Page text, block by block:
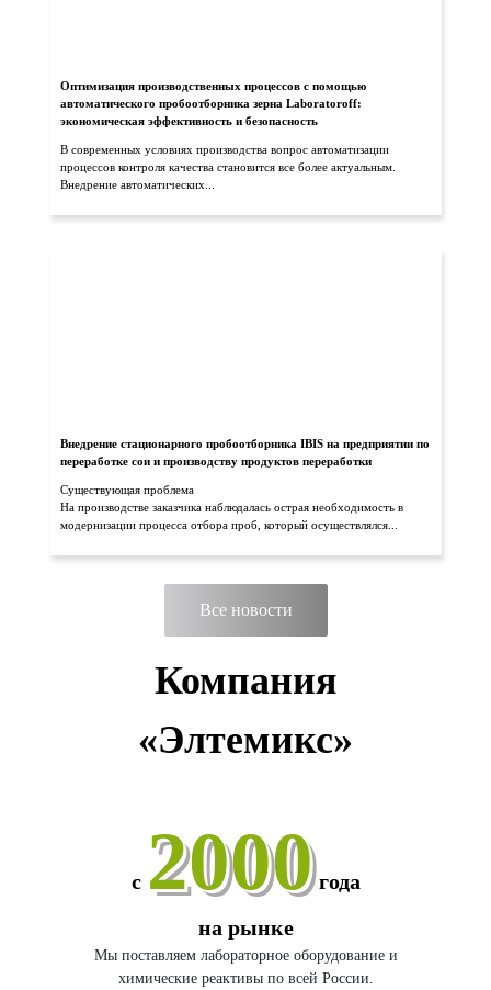
Оптимизация производственных процессов с помощью
автоматического пробоотборника зерна Laboratoroff:
экономическая эффективность и безопасность
В современных условиях производства вопрос автоматизации
процессов контроля качества становится все более актуальным.
Внедрение автоматических...
Внедрение стационарного пробоотборника IBIS на предприятии по
переработке сои и производству продуктов переработки
Существующая проблема
На производстве заказчика наблюдалась острая необходимость в
модернизации процесса отбора проб, который осуществлялся...
Все новости
Компания
«Элтемикс»
с 2000года
на рынке
Мы поставляем лабораторное оборудование и
химические реактивы по всей России.